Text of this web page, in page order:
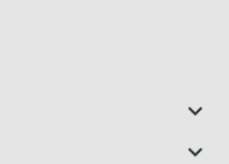

